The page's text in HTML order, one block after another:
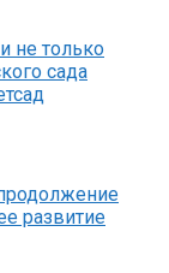
не только
сада
развитие